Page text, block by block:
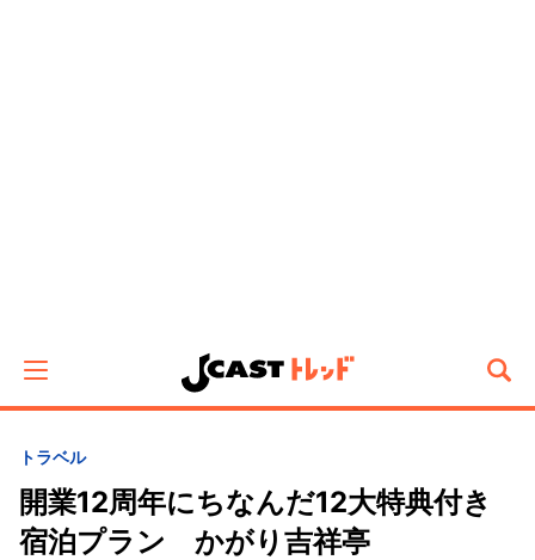
トラベル
開業12周年にちなんだ12大特典付き
宿泊プラン かがり吉祥亭